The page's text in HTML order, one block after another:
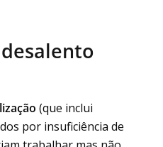
(que inclui
por insuficiência de